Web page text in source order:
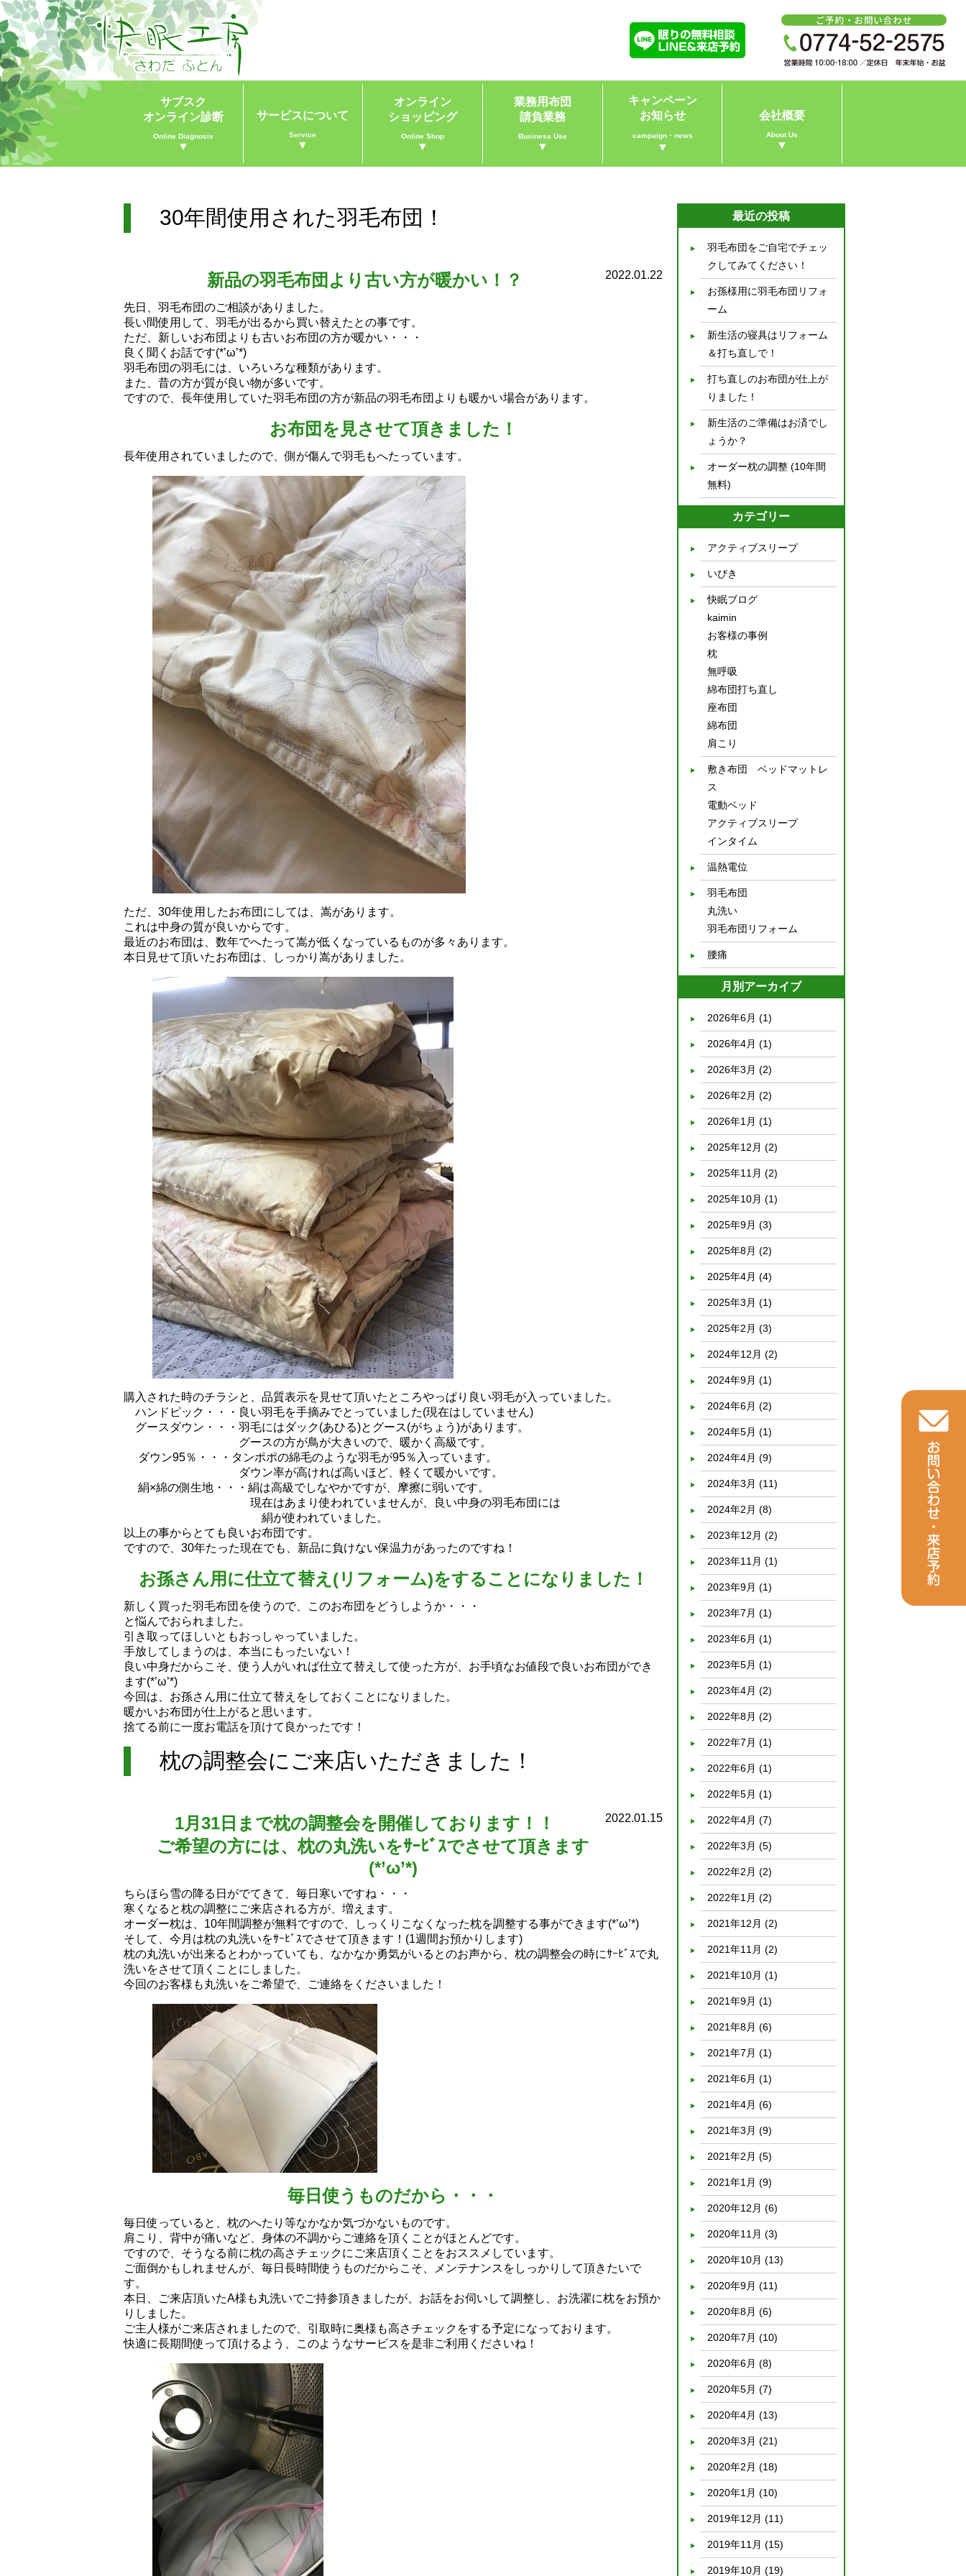
サブスク
オンライン診断
Online Diagnosis
▼
サービスについて
Service
▼
オンライン
ショッピング
Online Shop
▼
業務用布団
請負業務
Business Use
▼
キャンペーン
お知らせ
campaign・news
▼
会社概要
About Us
▼
30年間使用された羽毛布団！
2022.01.22
新品の羽毛布団より古い方が暖かい！？
先日、羽毛布団のご相談がありました。
長い間使用して、羽毛が出るから買い替えたとの事です。
ただ、新しいお布団よりも古いお布団の方が暖かい・・・
良く聞くお話です(*’ω’*)
羽毛布団の羽毛には、いろいろな種類があります。
また、昔の方が質が良い物が多いです。
ですので、長年使用していた羽毛布団の方が新品の羽毛布団よりも暖かい場合があります。
お布団を見させて頂きました！
長年使用されていましたので、側が傷んで羽毛もへたっています。
ただ、30年使用したお布団にしては、嵩があります。
これは中身の質が良いからです。
最近のお布団は、数年でへたって嵩が低くなっているものが多々あります。
本日見せて頂いたお布団は、しっかり嵩がありました。
購入された時のチラシと、品質表示を見せて頂いたところやっぱり良い羽毛が入っていました。
ハンドピック・・・良い羽毛を手摘みでとっていました(現在はしていません)
グースダウン・・・羽毛にはダック(あひる)とグース(がちょう)があります。
グースの方が鳥が大きいので、暖かく高級です。
ダウン95％・・・タンポポの綿毛のような羽毛が95％入っています。
ダウン率が高ければ高いほど、軽くて暖かいです。
絹×綿の側生地・・・絹は高級でしなやかですが、摩擦に弱いです。
現在はあまり使われていませんが、良い中身の羽毛布団には
絹が使われていました。
以上の事からとても良いお布団です。
ですので、30年たった現在でも、新品に負けない保温力があったのですね！
お孫さん用に仕立て替え(リフォーム)をすることになりました！
新しく買った羽毛布団を使うので、このお布団をどうしようか・・・
と悩んでおられました。
引き取ってほしいともおっしゃっていました。
手放してしまうのは、本当にもったいない！
良い中身だからこそ、使う人がいれば仕立て替えして使った方が、お手頃なお値段で良いお布団ができ
ます(*’ω’*)
今回は、お孫さん用に仕立て替えをしておくことになりました。
暖かいお布団が仕上がると思います。
捨てる前に一度お電話を頂けて良かったです！
枕の調整会にご来店いただきました！
2022.01.15
1月31日まで枕の調整会を開催しております！！
ご希望の方には、枕の丸洗いをｻｰﾋﾞｽでさせて頂きます
(*’ω’*)
ちらほら雪の降る日がでてきて、毎日寒いですね・・・
寒くなると枕の調整にご来店される方が、増えます。
オーダー枕は、10年間調整が無料ですので、しっくりこなくなった枕を調整する事ができます(*’ω’*)
そして、今月は枕の丸洗いをｻｰﾋﾞｽでさせて頂きます！(1週間お預かりします)
枕の丸洗いが出来るとわかっていても、なかなか勇気がいるとのお声から、枕の調整会の時にｻｰﾋﾞｽで丸
洗いをさせて頂くことにしました。
今回のお客様も丸洗いをご希望で、ご連絡をくださいました！
毎日使うものだから・・・
毎日使っていると、枕のへたり等なかなか気づかないものです。
肩こり、背中が痛いなど、身体の不調からご連絡を頂くことがほとんどです。
ですので、そうなる前に枕の高さチェックにご来店頂くことをおススメしています。
ご面倒かもしれませんが、毎日長時間使うものだからこそ、メンテナンスをしっかりして頂きたいで
す。
本日、ご来店頂いたA様も丸洗いでご持参頂きましたが、お話をお伺いして調整し、お洗濯に枕をお預か
りしました。
ご主人様がご来店されましたので、引取時に奥様も高さチェックをする予定になっております。
快適に長期間使って頂けるよう、このようなサービスを是非ご利用くださいね！
最近の投稿
羽毛布団をご自宅でチェッ
クしてみてください！
お孫様用に羽毛布団リフォ
ーム
新生活の寝具はリフォーム
＆打ち直しで！
打ち直しのお布団が仕上が
りました！
新生活のご準備はお済でし
ょうか？
オーダー枕の調整 (10年間
無料)
カテゴリー
アクティブスリープ
いびき
快眠ブログ
kaimin
お客様の事例
枕
無呼吸
綿布団打ち直し
座布団
綿布団
肩こり
敷き布団 ベッドマットレ
ス
電動ベッド
アクティブスリープ
インタイム
温熱電位
羽毛布団
丸洗い
羽毛布団リフォーム
腰痛
月別アーカイブ
2026年6月 (1)
2026年4月 (1)
2026年3月 (2)
2026年2月 (2)
2026年1月 (1)
2025年12月 (2)
2025年11月 (2)
2025年10月 (1)
2025年9月 (3)
2025年8月 (2)
2025年4月 (4)
2025年3月 (1)
2025年2月 (3)
2024年12月 (2)
2024年9月 (1)
2024年6月 (2)
2024年5月 (1)
2024年4月 (9)
2024年3月 (11)
2024年2月 (8)
2023年12月 (2)
2023年11月 (1)
2023年9月 (1)
2023年7月 (1)
2023年6月 (1)
2023年5月 (1)
2023年4月 (2)
2022年8月 (2)
2022年7月 (1)
2022年6月 (1)
2022年5月 (1)
2022年4月 (7)
2022年3月 (5)
2022年2月 (2)
2022年1月 (2)
2021年12月 (2)
2021年11月 (2)
2021年10月 (1)
2021年9月 (1)
2021年8月 (6)
2021年7月 (1)
2021年6月 (1)
2021年4月 (6)
2021年3月 (9)
2021年2月 (5)
2021年1月 (9)
2020年12月 (6)
2020年11月 (3)
2020年10月 (13)
2020年9月 (11)
2020年8月 (6)
2020年7月 (10)
2020年6月 (8)
2020年5月 (7)
2020年4月 (13)
2020年3月 (21)
2020年2月 (18)
2020年1月 (10)
2019年12月 (11)
2019年11月 (15)
2019年10月 (19)